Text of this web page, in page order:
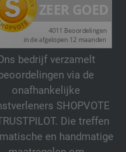
bedrijf verzamelt
via de
onafhankelijke
SHOPVOTE
Die treffen
en handmatige